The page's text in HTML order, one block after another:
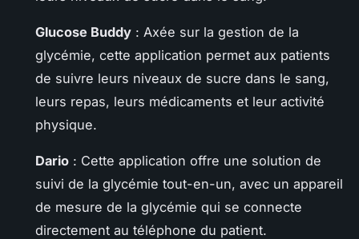
Glucose Buddy : Axée sur la gestion de la
glycémie, cette application permet aux patients
de suivre leurs niveaux de sucre dans le sang,
leurs repas, leurs médicaments et leur activité
physique.
Dario : Cette application offre une solution de
suivi de la glycémie tout-en-un, avec un appareil
de mesure de la glycémie qui se connecte
directement au téléphone du patient.